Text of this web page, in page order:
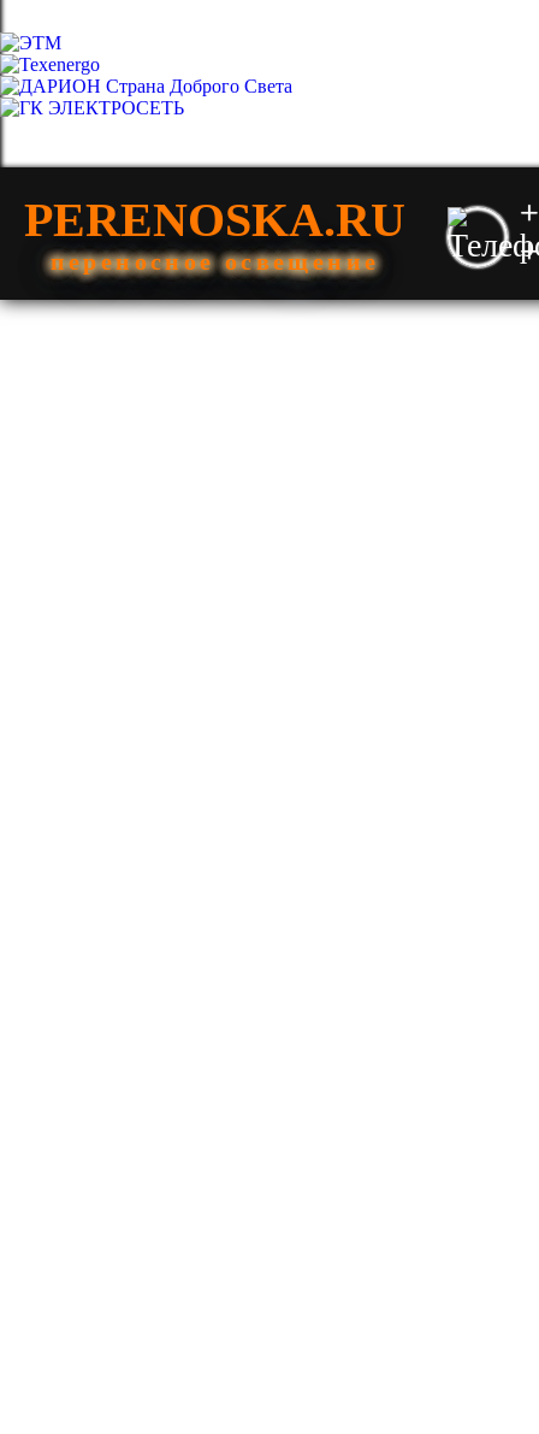
PERENOSKA.RU
переносное освещение